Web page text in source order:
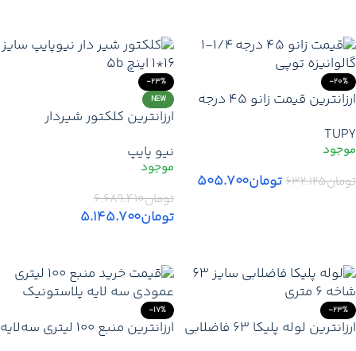
-20%
ارزانترین قیمت زانو 45 درجه
تخفیف + ارسال به کرج همدان
شیراز
TUPY
تومان۶۳۲.۱۲۵تومان۵۰۵.۷۰۰
-23%
NEW
ارزانترین کلکتور شیردار
| قیمت خرید بهترین کلکتور
نیوپایپ + نمایندگی تهران کرج
دماوند
نیو پایپ
تومان۶.۶۸۹.۴۱۰
تومان۵.۱۴۵.۷۰۰
-23%
ارزانترین لوله پلیکا 63 فاضلابی
-17%
ارزانترین منبع 100 لیتری سه‌لایه